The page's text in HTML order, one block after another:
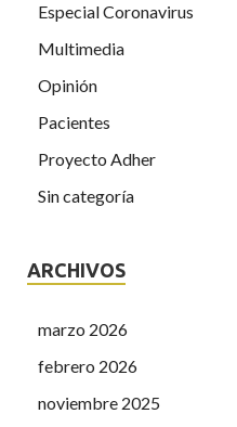
Especial Coronavirus
Multimedia
Opinión
Pacientes
Proyecto Adher
Sin categoría
ARCHIVOS
marzo 2026
febrero 2026
noviembre 2025